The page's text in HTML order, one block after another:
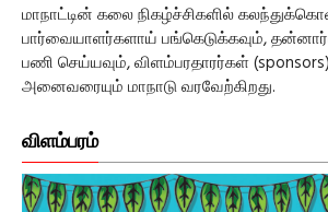
மாநாட்டின் கலை நிகழ்ச்சிகளில்
பார்வையாளர்களாய் பங்கெடுக்கவும்,
பணி செய்யவும், விளம்பரதாரர்கள்
அனைவரையும் மாநாடு வரவேற்கிறது.
விளம்பரம்